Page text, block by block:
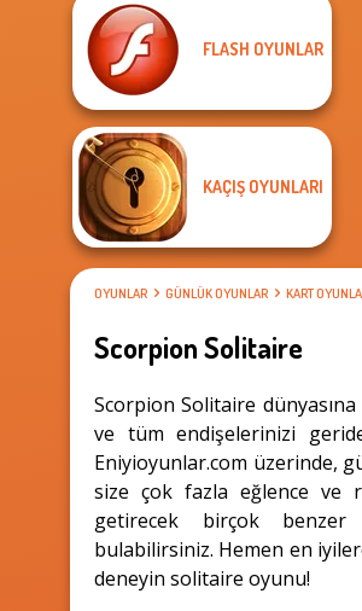
FLASH OYUNLAR
KAÇIŞ OYUNLARI
OYUNLAR GÜNLÜK OYUNLAR KART
Scorpion Solitaire
Scorpion Solitaire dünyasına
ve tüm endişelerinizi geride
Eniyioyunlar.com üzerinde,
size çok fazla eğlence ve
getirecek birçok benzer
bulabilirsiniz. Hemen en
deneyin solitaire oyunu!